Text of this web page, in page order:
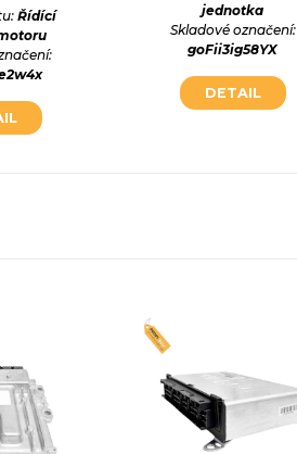
Řídící
jednotka
Skladové označení:
goFii3ig58YX
DETAIL